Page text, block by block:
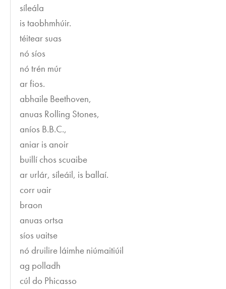
síleála
is taobhmhúir.
téitear suas
nó síos
nó trén múr
ar fios.
abhaile Beethoven,
anuas Rolling Stones,
aníos B.B.C.,
aniar is anoir
buillí chos scuaibe
ar urlár, síleáil, is ballaí.
corr uair
braon
anuas ortsa
síos uaitse
nó druilire láimhe niúmaitiúil
ag polladh
cúl do Phicasso